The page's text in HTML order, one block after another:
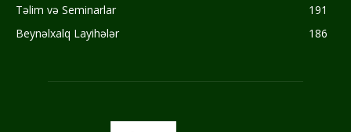
Təlim və Seminarlar
191
Beynəlxalq Layihələr
186